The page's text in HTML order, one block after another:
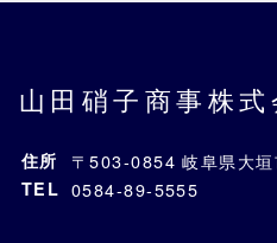
山田硝子商事株式
住所 〒503-0854 岐阜県大
TEL 0584-89-5555